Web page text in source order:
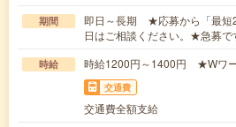
期間
即日～長期 ★応募から「最短
日はご相談ください。★急募で
時給 時給1200円～1400円 ★Wワ
交通費
交通費全額支給